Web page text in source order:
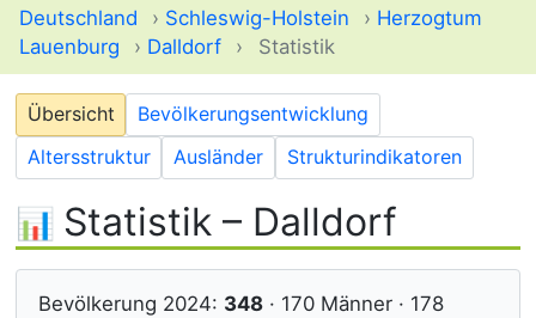
Deutschland › Schleswig-Holstein › Herzogtum
Lauenburg
› Dalldorf › Statistik
Übersicht
Bevölkerungsentwicklung
Altersstruktur
Ausländer Strukturindikatoren
Statistik – Dalldorf
Bevölkerung 2024: 348 · 170 Männer · 178